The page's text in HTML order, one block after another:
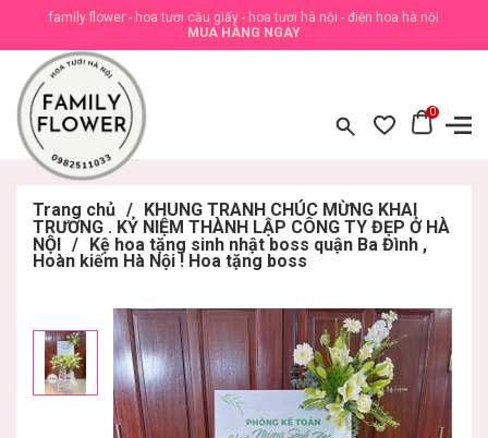
family flower - hoa tươi cầu giấy - hoa tươi hà nội - điện hoa hà nội
MUA HÀNG NGAY
0
Trang chủ / KHUNG TRANH CHÚC MỪNG KHAI
TRƯƠNG . KỶ NIỆM THÀNH LẬP CÔNG TY ĐẸP Ở HÀ
NỘI / Kệ hoa tặng sinh nhật boss quận Ba Đình ,
Hoàn kiếm Hà Nội ! Hoa tặng boss